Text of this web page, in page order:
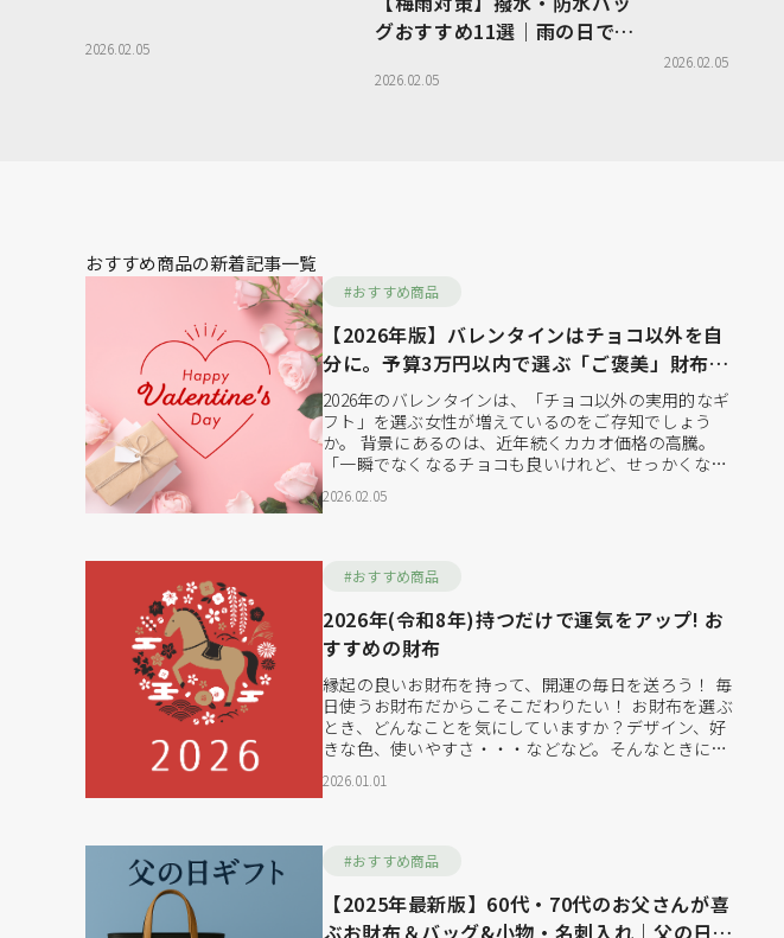
ハンドバッグ
ビジネスバッグ フォーマルバ
がま口財布 パスケース
キーケース・キーホルダー
2026.02.05
グおすすめ11選｜雨の日でも
バッグ
2026.02.05
2026.02.05
おすすめ商品の新着記事一覧
#おすすめ商品
【2026年版】バレンタインはチョコ以外を自
分に。予算3万円以内で選ぶ「ご褒美」財布＆
バッグ特集
2026年のバレンタインは、「チョコ以外の実用的なギ
フト」を選ぶ女性が増えているのをご存知でしょう
か。 背景にあるのは、近年続くカカオ価格の高騰。
「一瞬でなくなるチョコも良いけれど、せっかくなら
毎日使えるものにお金をかけたい」と考える方が増え
ています。 特に注目されているのが、バッグや財布と
ています。...
2026.02.05
#おすすめ商品
2026年(令和8年)持つだけで運気をアップ! お
すすめの財布
縁起の良いお財布を持って、開運の毎日を送ろう！ 毎
日使うお財布だからこそこだわりたい！ お財布を選ぶ
とき、どんなことを気にしていますか？デザイン、好
きな色、使いやすさ・・・などなど。そんなときに運
気が上がる色にも注目すると、さらに幸せな毎日を送
れるかもしれません。そこで、今回は運気の上がるお
は？ お...
2026.01.01
#おすすめ商品
【2025年最新版】60代・70代のお父さんが喜
ぶお財布＆バッグ&小物・名刺入れ｜父の日ギ